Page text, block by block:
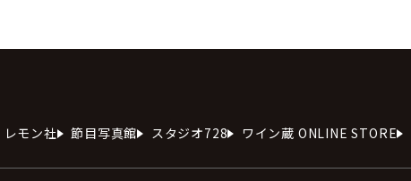
レモン社 節目写真館 スタジオ728 ワイン蔵 ONLINE STORE